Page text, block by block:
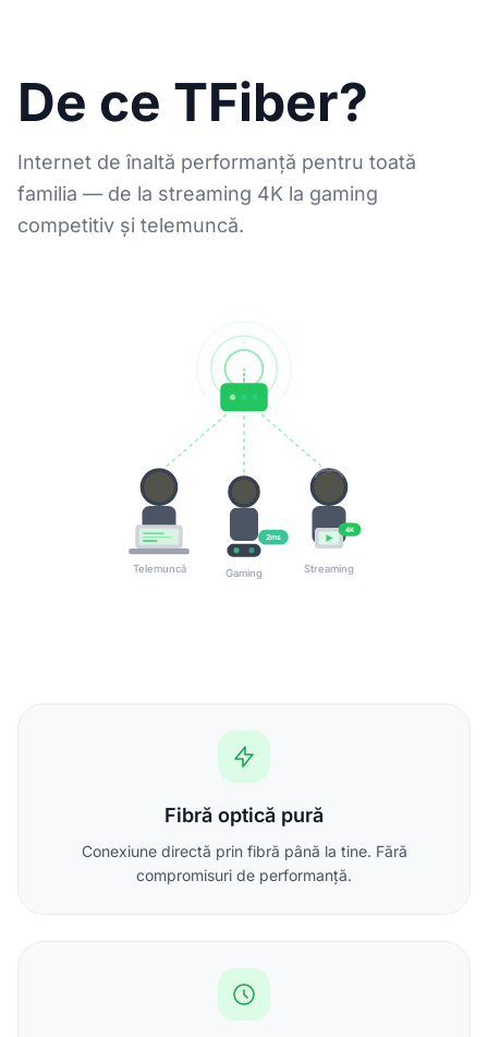
De ce TFiber?
Internet de înaltă performanță pentru toată
familia — de la streaming 4K la gaming
competitiv și telemuncă.
Telemuncă
2ms
Gaming
4K
Streaming
Fibră optică pură
Conexiune directă prin fibră până la tine. Fără
compromisuri de performanță.